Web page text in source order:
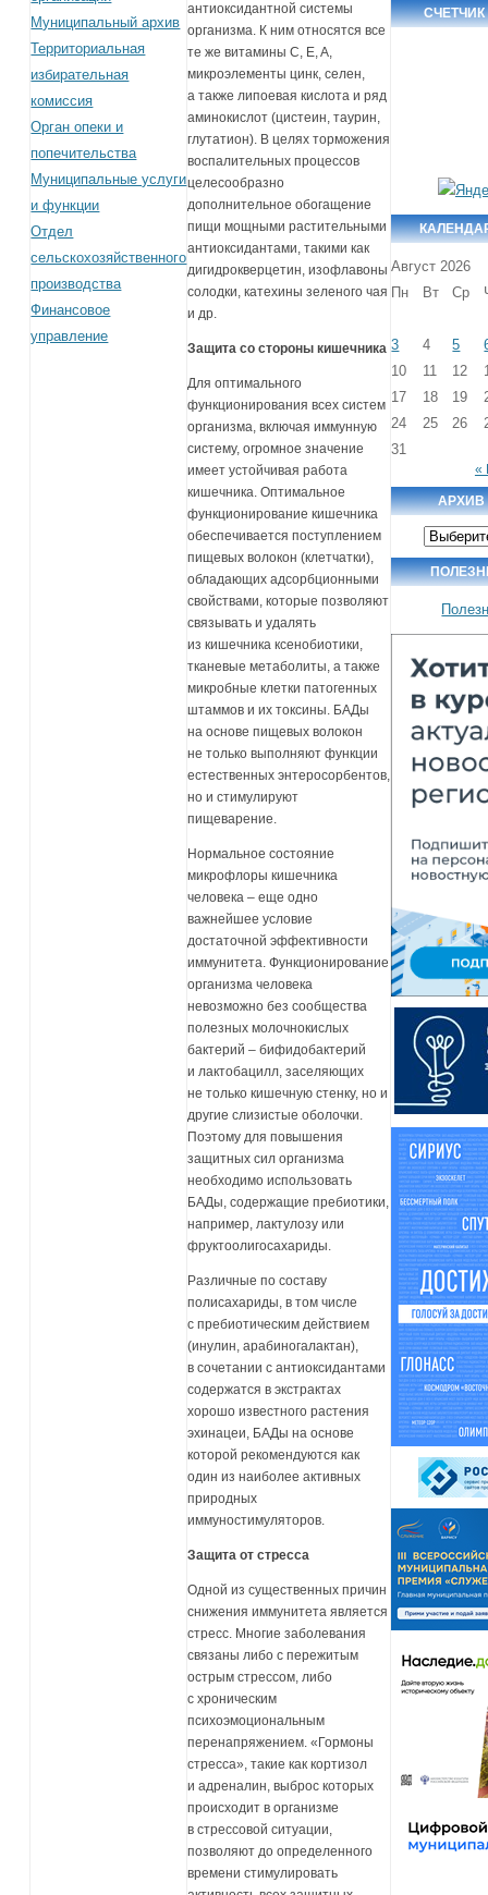
Муниципальный архив
Территориальная
избирательная
комиссия
Орган опеки и
попечительства
Муниципальные услуги
и функции
Отдел
сельскохозяйственного
производства
Финансовое
управление
антиоксидантной системы
организма. К ним относятся все
те же витамины С, E, A,
микроэлементы цинк, селен,
а также липоевая кислота и ряд
аминокислот (цистеин, таурин,
глутатион). В целях торможения
воспалительных процессов
целесообразно
дополнительное обогащение
пищи мощными растительными
антиоксидантами, такими как
дигидрокверцетин, изофлавоны
солодки, катехины зеленого чая
и др.
Защита со стороны кишечника
Для оптимального
функционирования всех систем
организма, включая иммунную
систему, огромное значение
имеет устойчивая работа
кишечника. Оптимальное
функционирование кишечника
обеспечивается поступлением
пищевых волокон (клетчатки),
обладающих адсорбционными
свойствами, которые позволяют
связывать и удалять
из кишечника ксенобиотики,
тканевые метаболиты, а также
микробные клетки патогенных
штаммов и их токсины. БАДы
на основе пищевых волокон
не только выполняют функции
естественных энтеросорбентов,
но и стимулируют
пищеварение.
Нормальное состояние
микрофлоры кишечника
человека – еще одно
важнейшее условие
достаточной эффективности
иммунитета. Функционирование
организма человека
невозможно без сообщества
полезных молочнокислых
бактерий – бифидобактерий
и лактобацилл, заселяющих
не только кишечную стенку, но и
другие слизистые оболочки.
Поэтому для повышения
защитных сил организма
необходимо использовать
БАДы, содержащие пребиотики,
например, лактулозу или
фруктоолигосахариды.
Различные по составу
полисахариды, в том числе
с пребиотическим действием
(инулин, арабиногалактан),
в сочетании с антиоксидантами
содержатся в экстрактах
хорошо известного растения
эхинацеи, БАДы на основе
которой рекомендуются как
один из наиболее активных
природных
иммуностимуляторов.
Защита от стресса
Одной из существенных причин
снижения иммунитета является
стресс. Многие заболевания
связаны либо с пережитым
острым стрессом, либо
с хроническим
психоэмоциональным
перенапряжением. «Гормоны
стресса», такие как кортизол
и адреналин, выброс которых
происходит в организме
в стрессовой ситуации,
позволяют до определенного
времени стимулировать
Август 2026
Пн
Вт Ср
3 4 5
10
11 12
17
18 19
24
25 26
31
«
АРХИВ
Архив
новостей